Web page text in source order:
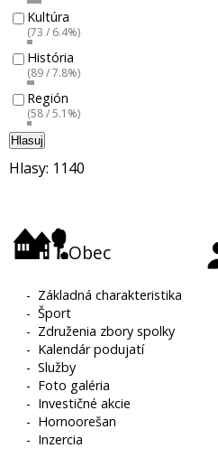
Kultúra
(73 / 6.4%)
História
(89 / 7.8%)
Región
(58 / 5.1%)
Hlasuj
Hlasy: 1140
Obec
- Základná charakteristika
-Šport
- Združenia zbory spolky
- Kalendár podujatí
-Služby
- Foto galéria
- Investičné akcie
- Hornoorešan
- Inzercia